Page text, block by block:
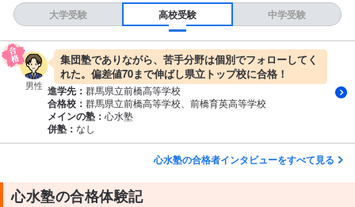
大学受験 高校受験 中学受験
男性
集団塾でありながら、苦手分野は個別でフォローしてく
れた。偏差値70まで伸ばし県立トップ校に合格！
進学先： 群馬県立前橋高等学校
合格校： 群馬県立前橋高等学校、前橋育英高等学校
メインの塾： 心水塾
併塾： なし
心水塾の合格者インタビューをすべて見る
心水塾の合格体験記